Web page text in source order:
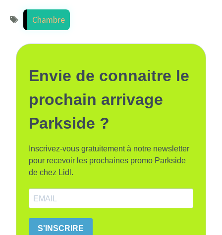
Étiquettes
Chambre
Envie de connaitre le
prochain arrivage
Parkside ?
Inscrivez-vous gratuitement à notre newsletter
pour recevoir les prochaines promo Parkside
de chez Lidl.
S'INSCRIRE